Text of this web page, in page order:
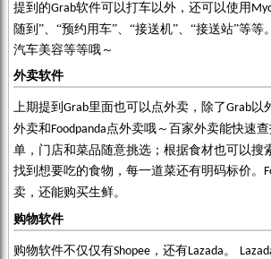
提到的Grab软件可以打车以外，还可以使用
随到”、“预约用车”、“接送机”、“接送站”等等
汽车美容等等哦～
外卖软件
上期提到 Grab里面也可以点外卖，除了Grab以
外卖和 Foodpanda点外卖哦～百家外卖能快速
单，门店和菜品随意挑选；根据食材也可以搜
找到想要吃的食物，每一道菜还有明码标价。
卖，还能购买生鲜。
购物软件
购物软件不仅仅有Shopee，还有Lazada。